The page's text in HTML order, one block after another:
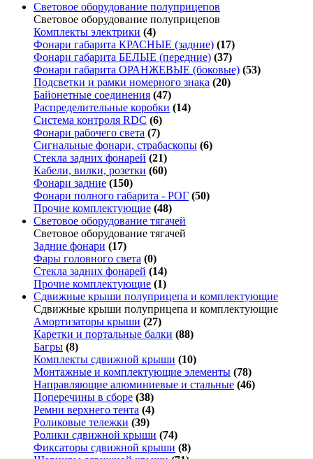
Световое оборудование полуприцепов
Световое оборудование полуприцепов
Комплекты электрики (4)
Фонари габарита КРАСНЫЕ (задние) (17)
Фонари габарита БЕЛЫЕ (передние) (37)
Фонари габарита ОРАНЖЕВЫЕ (боковые) (53)
Подсветки и рамки номерного знака (20)
Байонетные соединения (47)
Распределительные коробки (14)
Система контроля RDC (6)
Фонари рабочего света (7)
Сигнальные фонари, страбаскопы (6)
Стекла задних фонарей (21)
Кабели, вилки, розетки (60)
Фонари задние (150)
Фонари полного габарита - РОГ (50)
Прочие комплектующие (48)
Световое оборудование тягачей
Световое оборудование тягачей
Задние фонари (17)
Фары головного света (0)
Стекла задних фонарей (14)
Прочие комплектующие (1)
Сдвижные крыши полуприцепа и комплектующие
Сдвижные крыши полуприцепа и комплектующие
Амортизаторы крыши (27)
Каретки и портальные балки (88)
Багры (8)
Комплекты сдвижной крыши (10)
Монтажные и комплектующие элементы (78)
Направляющие алюминиевые и стальные (46)
Поперечины в сборе (38)
Ремни верхнего тента (4)
Роликовые тележки (39)
Ролики сдвижной крыши (74)
Фиксаторы сдвижной крыши (8)